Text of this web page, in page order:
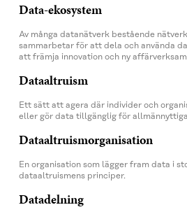
Data-ekosystem
Av många datanätverk bestående
sammarbetar för att dela och använda
att främja innovation och ny
Dataaltruism
Ett sätt att agera där individer och
eller gör data tillgänglig för
Dataaltruismorganisation
En organisation som lägger fram data i
dataaltruismens principer.
Datadelning